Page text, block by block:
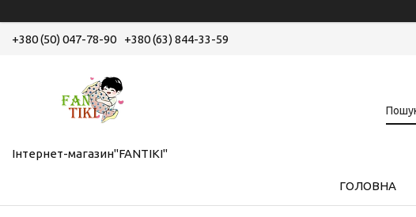
+380 (50) 047-78-90 +380 (63) 844-33-59
Інтернет-магазин"FANTIKI"
ГОЛОВНА